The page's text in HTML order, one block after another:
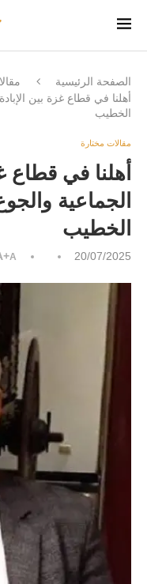
الصفحة الرئيسية
أهلنا في قطاع غزة بين
الخطيب
مقالات مختارة
أهلنا في قطاع
الجماعية
الخطيب
20/07/2025
A-